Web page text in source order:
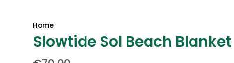
Home
Slowtide Sol Beach